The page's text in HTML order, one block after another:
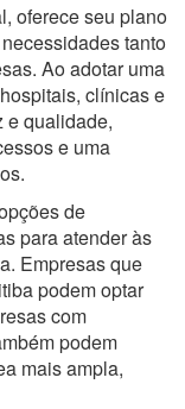
oferece seu plano
tanto
Ao adotar uma
clínicas e
e qualidade,
e uma
de
para atender às
Empresas que
podem optar
com
podem
mais ampla,